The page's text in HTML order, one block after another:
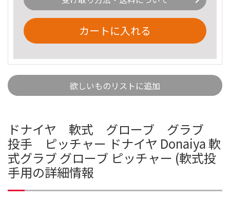
カートに入れる
欲しいものリストに追加
ドナイヤ 軟式 グローブ グラブ
投手 ピッチャー ドナイヤ Donaiya 軟
式グラブ グローブ ピッチャー (軟式投
手用の詳細情報